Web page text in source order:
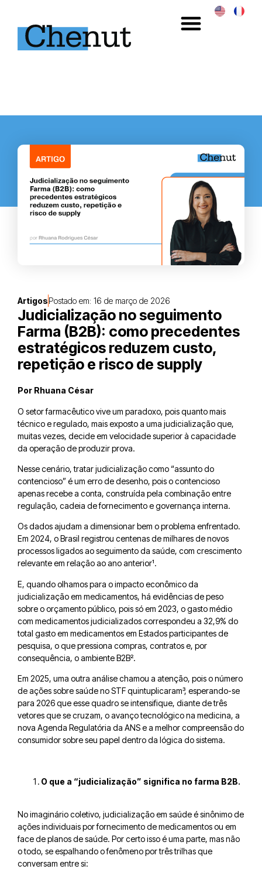
ArtigosPostado em: 16 de março de 2026
Judicialização no seguimento
Farma (B2B): como precedentes
estratégicos reduzem custo,
repetição e risco de supply
Por Rhuana César
O setor farmacêutico vive um paradoxo, pois quanto mais
técnico e regulado, mais exposto a uma judicialização que,
muitas vezes, decide em velocidade superior à capacidade
da operação de produzir prova.
Nesse cenário, tratar judicialização como “assunto do
contencioso” é um erro de desenho, pois o contencioso
apenas recebe a conta, construída pela combinação entre
regulação, cadeia de fornecimento e governança interna.
Os dados ajudam a dimensionar bem o problema enfrentado.
Em 2024, o Brasil registrou centenas de milhares de novos
processos ligados ao seguimento da saúde, com crescimento
relevante em relação ao ano anterior¹.
E, quando olhamos para o impacto econômico da
judicialização em medicamentos, há evidências de peso
sobre o orçamento público, pois só em 2023, o gasto médio
com medicamentos judicializados correspondeu a 32,9% do
total gasto em medicamentos em Estados participantes de
pesquisa, o que pressiona compras, contratos e, por
consequência, o ambiente B2B².
Em 2025, uma outra análise chamou a atenção, pois o número
de ações sobre saúde no STF quintuplicaram³, esperando-se
para 2026 que esse quadro se intensifique, diante de três
vetores que se cruzam, o avanço tecnológico na medicina, a
nova Agenda Regulatória da ANS e a melhor compreensão do
consumidor sobre seu papel dentro da lógica do sistema.
O que a “judicialização” significa no farma B2B.
No imaginário coletivo, judicialização em saúde é sinônimo de
ações individuais por fornecimento de medicamentos ou em
face de planos de saúde. Por certo isso é uma parte, mas não
o todo, se espalhando o fenômeno por três trilhas que
conversam entre si: